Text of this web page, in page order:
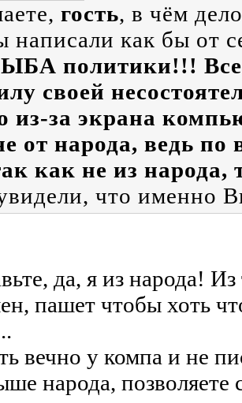
гость, в чём
написали как бы от
политики!!! Все
своей
из-за экрана
от народа, ведь
как не из народа,
что именно
да, я из народа!
пашет чтобы хоть
вечно у компа и не
народа, позволяете